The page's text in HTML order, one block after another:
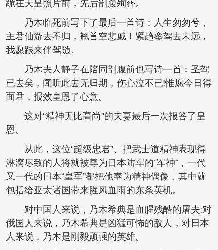
跪在天皇照片前，先后剖腹殉葬。
乃木临死前写下了最后一首诗：人生匆匆兮，
主君仙游去不归，翘首空悲戚！紧趋銮驾去未远，
我愿跟来伴驾随。
乃木夫人静子在陪同剖腹前也写诗一首：圣驾
已去矣，闻听此去无归期，伤心泣不已!惟愿今日得
面君，报效皇恩了心意。
这对“精神无比高尚”的夫妻最后一次报答了皇
恩。
从此，这位“超级忠君”、把武士道精神表现得
淋漓尽致的大将就被尊为日本陆军的“军神”，一代
又一代的日本“皇军”都把他奉为精神偶像，其中就
包括给亚太诸国带来腥风血雨的东条英机。
对中国人来说，乃木希典是血腥残酷的屠夫;对
俄国人来说，乃木希典是凶猛可怖的敌人，对日本
人来说，乃木是刚毅顽强的英雄。